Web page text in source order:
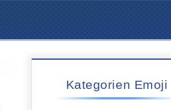
Kategorien Emoji